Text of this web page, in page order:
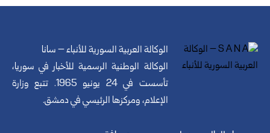
الوكالة العربية السورية للأنباء – سانا
الوكالة الوطنية الرسمية للأخبار في سوريا،
تأسست في 24 يونيو 1965. تتبع وزارة
الإعلام، ومركزها الرئيسي في دمشق.